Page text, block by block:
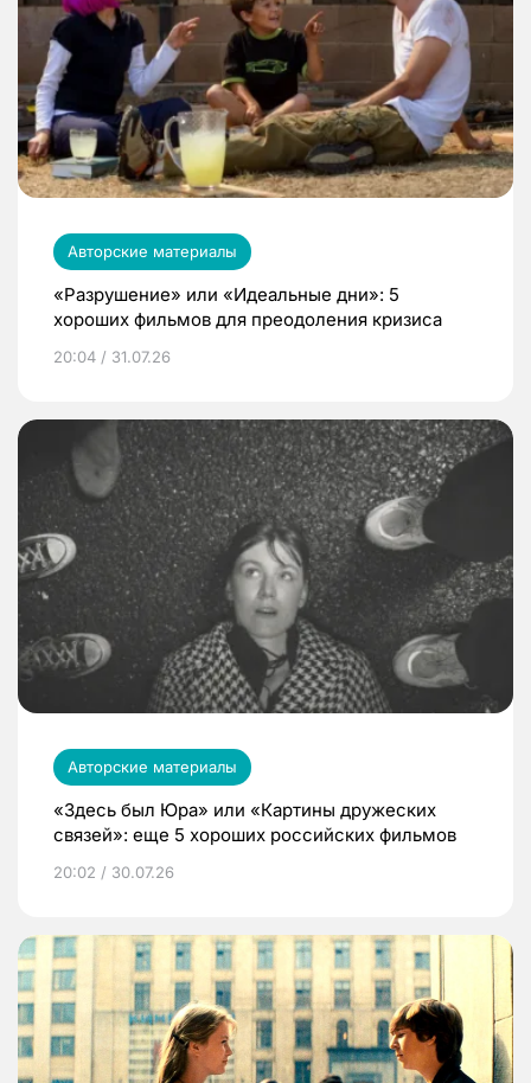
Авторские материалы
«Разрушение» или «Идеальные дни»: 5
хороших фильмов для преодоления кризиса
20:04 / 31.07.26
Авторские материалы
«Здесь был Юра» или «Картины дружеских
связей»: еще 5 хороших российских фильмов
20:02 / 30.07.26